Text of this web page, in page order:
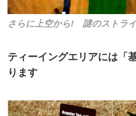
さらに上空から! 謎のストラ
ティーイングエリアには「
ります